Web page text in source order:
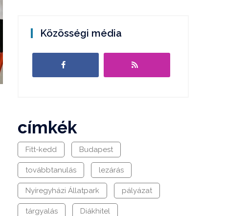
Közösségi média
címkék
Fitt-kedd Budapest
továbbtanulás lezárás
Nyíregyházi Állatpark pályázat
tárgyalás Diákhitel